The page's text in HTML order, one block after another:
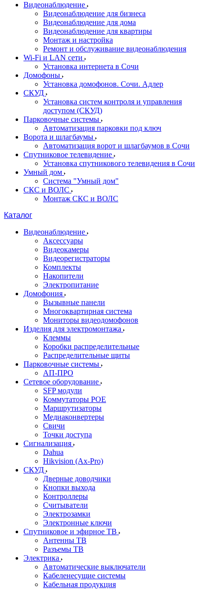
Видеонаблюдение
Видеонаблюдение для бизнеса
Видеонаблюдение для дома
Видеонаблюдение для квартиры
Монтаж и настройка
Ремонт и обслуживание видеонаблюдения
Wi-Fi и LAN сети
Установка интернета в Сочи
Домофоны
Установка домофонов. Сочи. Адлер
СКУД
Установка систем контроля и управления
доступом (СКУД)
Парковочные системы
Автоматизация парковки под ключ
Ворота и шлагбаумы
Автоматизация ворот и шлагбаумов в Сочи
Спутниковое телевидение
Установка спутникового телевидения в Сочи
Умный дом
Система "Умный дом"
СКС и ВОЛС
Монтаж СКС и ВОЛС
Каталог
Видеонаблюдение
Аксессуары
Видеокамеры
Видеорегистраторы
Комплекты
Накопители
Электропитание
Домофония
Вызывные панели
Многоквартирная система
Мониторы видеодомофонов
Изделия для электромонтажа
Клеммы
Коробки распределительные
Распределительные щиты
Парковочные системы
АП-ПРО
Сетевое оборудование
SFP модули
Коммутаторы POE
Маршрутизаторы
Медиаконвертеры
Свичи
Точки доступа
Сигнализация
Dahua
Hikvision (Ax-Pro)
СКУД
Дверные доводчики
Кнопки выхода
Контроллеры
Считыватели
Электрозамки
Электронные ключи
Спутниковое и эфирное ТВ
Антенны ТВ
Разъемы ТВ
Электрика
Автоматические выключатели
Кабеленесущие системы
Кабельная продукция